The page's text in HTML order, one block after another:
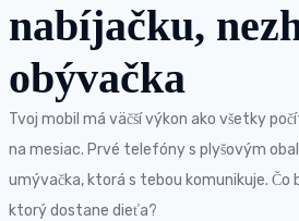
nabíjačku,
obývačka
Tvoj mobil má väčší výkon ako všetky
na mesiac. Prvé telefóny s plyšovým
umývačka, ktorá s tebou komunikuje. Čo
ktorý dostane dieťa?